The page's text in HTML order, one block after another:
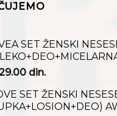
SET ŽENSKI
din.
SET ŽENSKI